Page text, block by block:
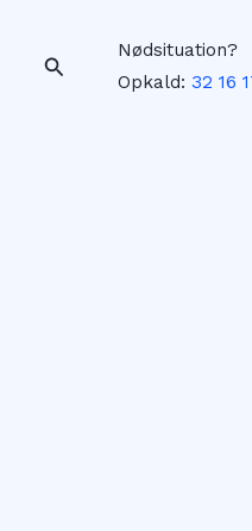
Søg
Nødsituation?
Opkald: 32 16